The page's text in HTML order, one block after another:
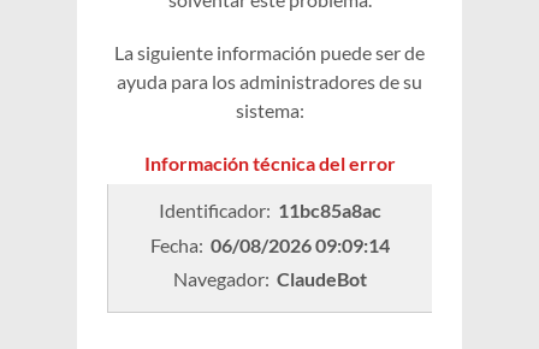
La siguiente información puede ser de
ayuda para los administradores de su
sistema:
Información técnica del error
Identificador: 11bc85a8ac
Fecha: 06/08/2026 09:09:14
Navegador: ClaudeBot